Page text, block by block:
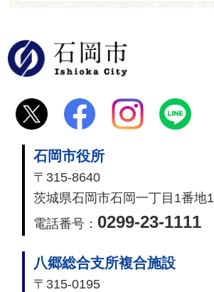
石岡市役所
〒315-8640
茨城県石岡市石岡一丁目1番地1
電話番号： 0299-23-1111
八郷総合支所複合施設
〒315-0195